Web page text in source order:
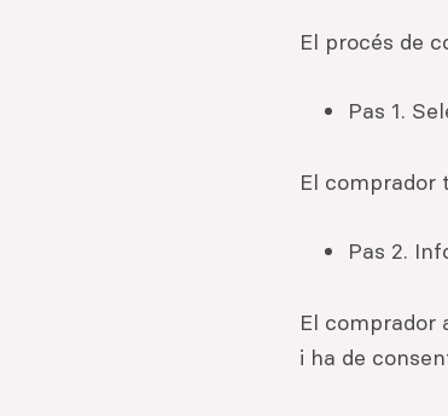
El procés de
Pas 1.
El comprador
Pas 2.
El comprador
i ha de